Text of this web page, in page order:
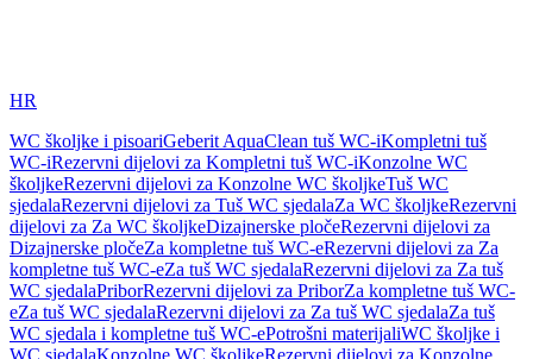
HR
WC školjke i pisoariGeberit AquaClean tuš WC-iKompletni tuš
WC-iRezervni dijelovi za Kompletni tuš WC-iKonzolne WC
školjkeRezervni dijelovi za Konzolne WC školjkeTuš WC
sjedalaRezervni dijelovi za Tuš WC sjedalaZa WC školjkeRezervni
dijelovi za Za WC školjkeDizajnerske pločeRezervni dijelovi za
Dizajnerske pločeZa kompletne tuš WC-eRezervni dijelovi za Za
kompletne tuš WC-eZa tuš WC sjedalaRezervni dijelovi za Za tuš
WC sjedalaPriborRezervni dijelovi za PriborZa kompletne tuš WC-
eZa tuš WC sjedalaRezervni dijelovi za Za tuš WC sjedalaZa tuš
WC sjedala i kompletne tuš WC-ePotrošni materijaliWC školjke i
WC sjedalaKonzolne WC školjkeRezervni dijelovi za Konzolne